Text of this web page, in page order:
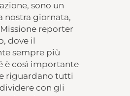
sono un
nostra giornata,
reporter
dove il
sempre più
è così importante
riguardano tutti
con gli